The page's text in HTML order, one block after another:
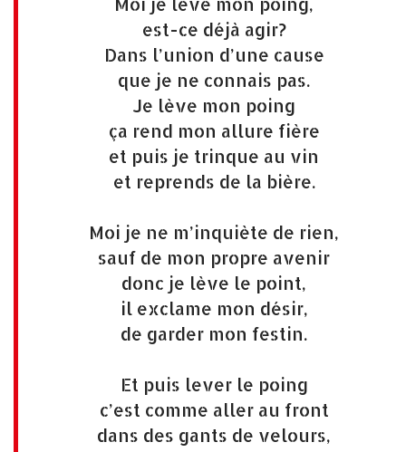
est-ce déjà agir?
Dans l’union d’une cause
que je ne connais pas.
Je lève mon poing
ça rend mon allure fière
et puis je trinque au vin
et reprends de la bière.
Moi je ne m’inquiète de rien,
sauf de mon propre avenir
donc je lève le point,
il exclame mon désir,
de garder mon festin.
Et puis lever le poing
c’est comme aller au front
dans des gants de velours,